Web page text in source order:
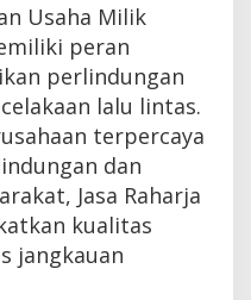
Usaha Milik
peran
perlindungan
lalu lintas.
terpercaya
dan
Jasa Raharja
kualitas
jangkauan